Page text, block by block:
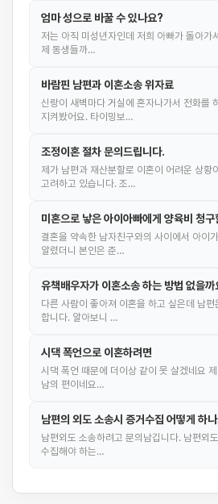
엄마 성으로 바꿀 수 있나요?
저는 아직 미성년자인데 저희 아빠가 돌아가
제 동생들까…
바람핀 남편과 이혼소송 위자료
신랑이 새벽마다 거실에 혼자나가서 전화를
지켜봤어요. 타이밍보…
조정이혼 절차 문의드립니다.
제가 남편과 재산분할로 이혼이 어려운 상황
고려하고 있습니다. 조…
미혼으로 낳은 아이아빠에게 양육비 청
결혼을 약속한 남자친구와의 사이에서 아이
알렸더니 본인은 준…
유책배우자가 이혼소송 하는 방법 없을까
다른 사람이 좋아져 이혼을 하고 싶은데 남편
합니다. 알아보니 …
시댁 폭언으로 이혼하려면
시댁 폭언 때문에 더이상 같이 못 살겠네요
남의 편이네요…
남편의 외도 소송시 증거수집 어떻게 하
남편외도 소송하려고 문의남깁니다. 남편외
수집해야 하는…